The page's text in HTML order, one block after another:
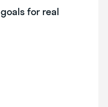
for real